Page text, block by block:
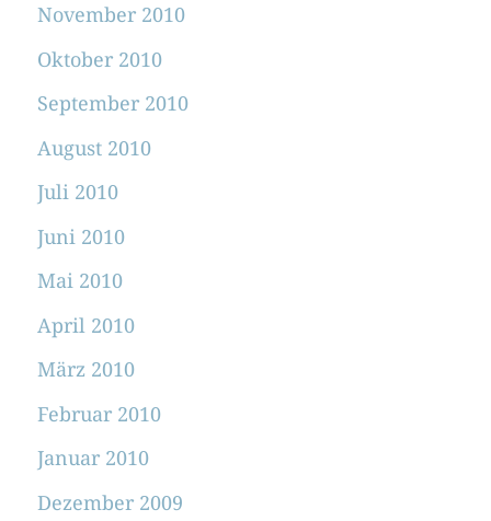
November 2010
Oktober 2010
September 2010
August 2010
Juli 2010
Juni 2010
Mai 2010
April 2010
März 2010
Februar 2010
Januar 2010
Dezember 2009